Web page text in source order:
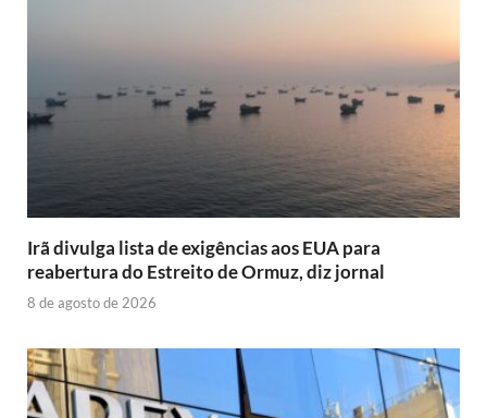
Irã divulga lista de exigências aos EUA para
reabertura do Estreito de Ormuz, diz jornal
8 de agosto de 2026